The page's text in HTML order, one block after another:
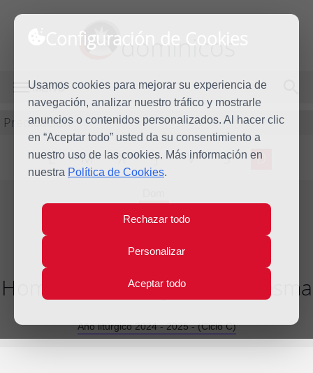
Configuración de Cookies
Usamos cookies para mejorar su experiencia de
navegación, analizar nuestro tráfico y mostrarle
anuncios o contenidos personalizados. Al hacer clic
en “Aceptar todo” usted da su consentimiento a
nuestro uso de las cookies. Más información en
nuestra Política de Cookies.
Rechazar todo
Personalizar
Aceptar todo
dominicos
MENÚ
Predicación
L M X J V S D
16
Mar
Homilía II Domingo de Cuaresma
Año litúrgico 2024 - 2025 - (Ciclo C)